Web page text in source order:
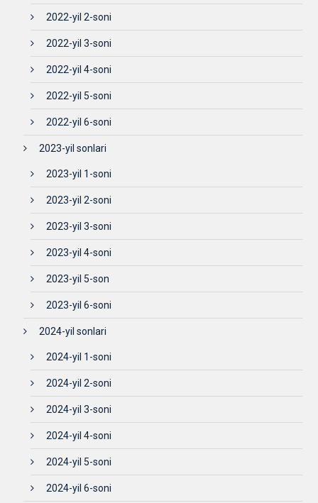
2022-yil 2-soni
2022-yil 3-soni
2022-yil 4-soni
2022-yil 5-soni
2022-yil 6-soni
2023-yil sonlari
2023-yil 1-soni
2023-yil 2-soni
2023-yil 3-soni
2023-yil 4-soni
2023-yil 5-son
2023-yil 6-soni
2024-yil sonlari
2024-yil 1-soni
2024-yil 2-soni
2024-yil 3-soni
2024-yil 4-soni
2024-yil 5-soni
2024-yil 6-soni